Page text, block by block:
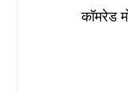
कॉमरेड